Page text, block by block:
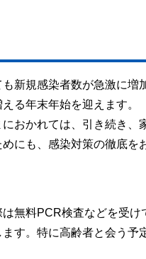
新規感染者数が急激に増
る年末年始を迎えます。
おかれては、引き続き、
にも、感染対策の徹底を
無料PCR検査などを受け
す。特に高齢者と会う予